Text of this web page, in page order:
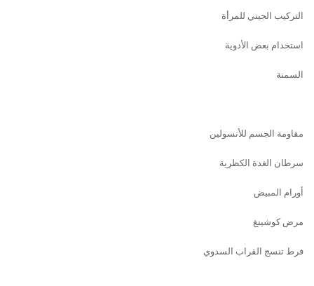
التركيب الجيني للمرأة
استخدام بعض الأدوية
السمنة
مقاومة الجسم للأنسولين
سرطان الغدة الكظرية
ﺃورام المبيض
مرض كوشينغ
فرط تنسج القراب السدوي